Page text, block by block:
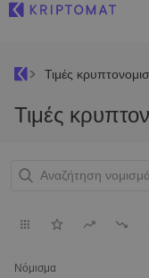
Τιμές
Τιμές
Νόμισμα